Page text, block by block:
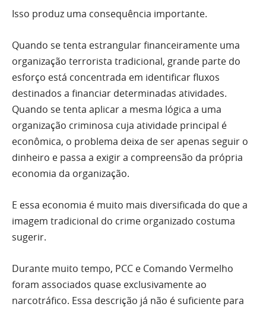
Isso produz uma consequência importante.
Quando se tenta estrangular financeiramente uma
organização terrorista tradicional, grande parte do
esforço está concentrada em identificar fluxos
destinados a financiar determinadas atividades.
Quando se tenta aplicar a mesma lógica a uma
organização criminosa cuja atividade principal é
econômica, o problema deixa de ser apenas seguir o
dinheiro e passa a exigir a compreensão da própria
economia da organização.
E essa economia é muito mais diversificada do que a
imagem tradicional do crime organizado costuma
sugerir.
Durante muito tempo, PCC e Comando Vermelho
foram associados quase exclusivamente ao
narcotráfico. Essa descrição já não é suficiente para